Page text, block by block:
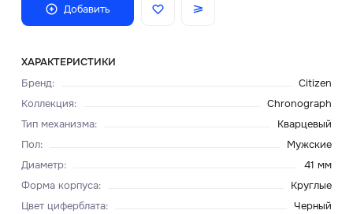
Добавить
ХАРАКТЕРИСТИКИ
Бренд:
Citizen
Коллекция:
Chronograph
Тип механизма:
Кварцевый
Пол:
Мужские
Диаметр:
41 мм
Форма корпуса:
Круглые
Цвет циферблата:
Черный